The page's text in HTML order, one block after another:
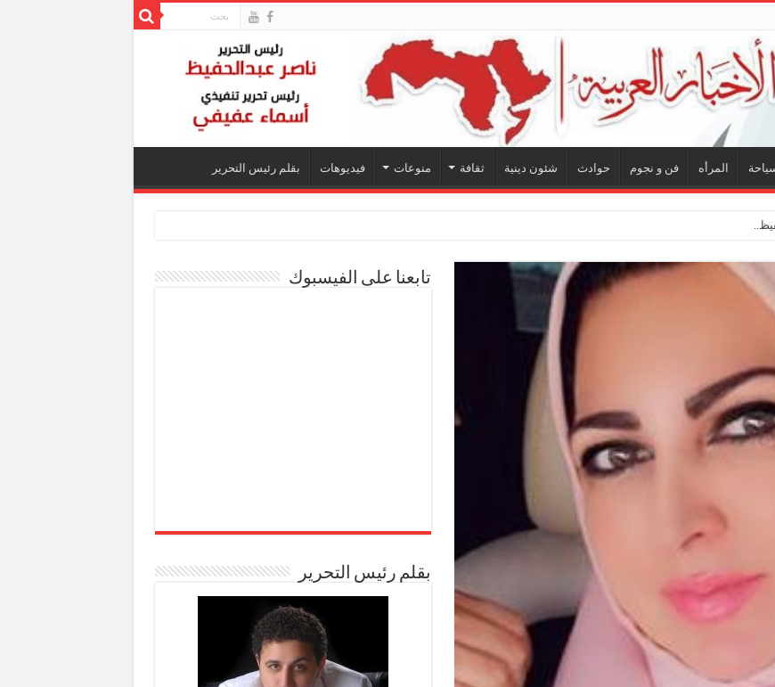
المرأه فن و نجوم حوادث شئون دينية ثقافة منوعات فيديوهات بقلم رئيس التحرير
شراكة فنية ترسم ملامح
تابعنا على الفيسبوك
بقلم رئيس التحرير